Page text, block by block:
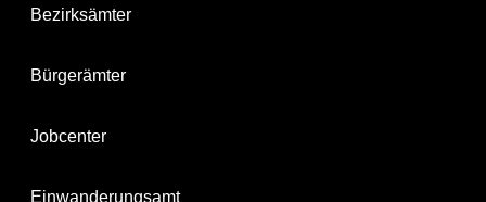
Bezirksämter
Bürgerämter
Jobcenter
Einwanderungsamt